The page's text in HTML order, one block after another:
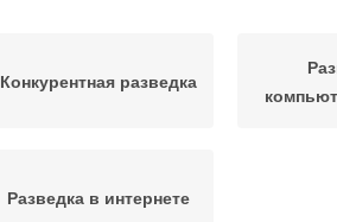
Конкурентная разведка
Разведка в интернете